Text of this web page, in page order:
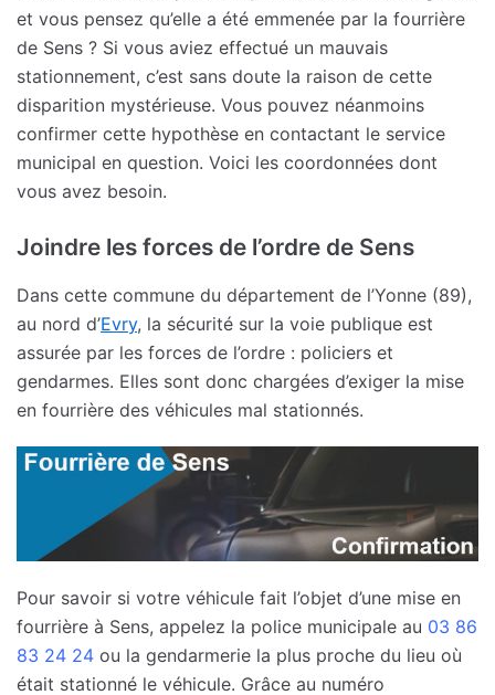
et vous pensez qu’elle a été emmenée par la fourrière
de Sens ? Si vous aviez effectué un mauvais
stationnement, c’est sans doute la raison de cette
disparition mystérieuse. Vous pouvez néanmoins
confirmer cette hypothèse en contactant le service
municipal en question. Voici les coordonnées dont
vous avez besoin.
Joindre les forces de l’ordre de Sens
Dans cette commune du département de l’Yonne (89),
au nord d’Evry, la sécurité sur la voie publique est
assurée par les forces de l’ordre : policiers et
gendarmes. Elles sont donc chargées d’exiger la mise
en fourrière des véhicules mal stationnés.
Pour savoir si votre véhicule fait l’objet d’une mise en
fourrière à Sens, appelez la police municipale au 03 86
83 24 24 ou la gendarmerie la plus proche du lieu où
était stationné le véhicule. Grâce au numéro